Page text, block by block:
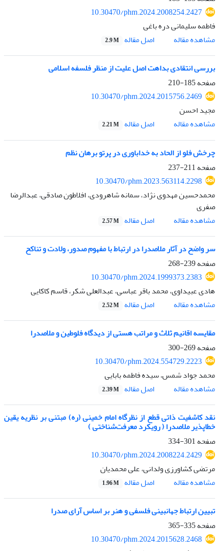
10.30470/phm.2024.2008254.2427
فاطمه سلیمانی دره باغی
مشاهده مقاله
اصل مقاله 2.9 M
بررسی انتقادی بداهت اصل علیت از منظر فلسفه اسلامی
صفحه185-210
10.30470/phm.2024.2015756.2469
مجید احسن
مشاهده مقاله
اصل مقاله 2.21 M
چرخش فلو از الحاد به خداباوری در پرتو برهان نظم
صفحه211-237
10.30470/phm.2023.563114.2298
محمدحسین مهدوی نژاد، سمانه شاهرودی، افلاطون صادقی، عبدالرضا
صفری
مشاهده مقاله
اصل مقاله 2.57 M
سر واضح در آثار ملاصدرا در ارتباط با مفهوم صدور، ولادت و تناکح
صفحه239-268
10.30470/phm.2024.1999373.2383
هادی عبیداوی، محمد باقر عباسی، عبدالعلی شکر، قاسم کاکایی
مشاهده مقاله
اصل مقاله 2.52 M
مقایسه اقانیم ثلاث و مراتب هستی از دیدگاه فلوطین و ملاصدرا
صفحه269-300
10.30470/phm.2024.554729.2223
محمد جواد شمس، سیده فاطمه بابایی
مشاهده مقاله
اصل مقاله 2.39 M
نقد کاشفیت ذاتی قطع از نظرگاه امام خمینی (ره) مبتنی بر نظریه یقین
خطاپذیر ملاصدرا ( رویکرد معرفت‌شناختی )
صفحه301-334
10.30470/phm.2024.2008224.2429
مرتضی کشاورزی ولدانی، علی محمدیان
مشاهده مقاله
اصل مقاله 1.96 M
تبیین ارتباط جهانبینی فلسفی و هنر بر اساس آرای صدرا
صفحه335-365
10.30470/phm.2024.2015628.2468